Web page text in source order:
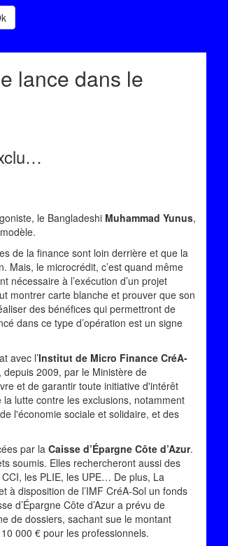
lance dans le
le Bangladeshi Muhammad Yunus,
de la finance sont loin derrière et que la
Mais, le microcrédit, c’est quand même
nécessaire à l’exécution d’un projet
montrer carte blanche et prouver que son
des bénéfices qui permettront de
dans ce type d’opération est un signe
avec l’Institut de Micro Finance CréA-
2009, par le Ministère de
et de garantir toute initiative d'intérêt
lutte contre les exclusions, notamment
l'économie sociale et solidaire, et des
par la Caisse d’Épargne Côte d’Azur.
soumis. Elles rechercheront aussi des
les PLIE, les UPE… De plus, La
à disposition de l’IMF CréA-Sol un fonds
d’Épargne Côte d’Azur a prévu de
de dossiers, sachant sue le montant
000 € pour les professionnels.